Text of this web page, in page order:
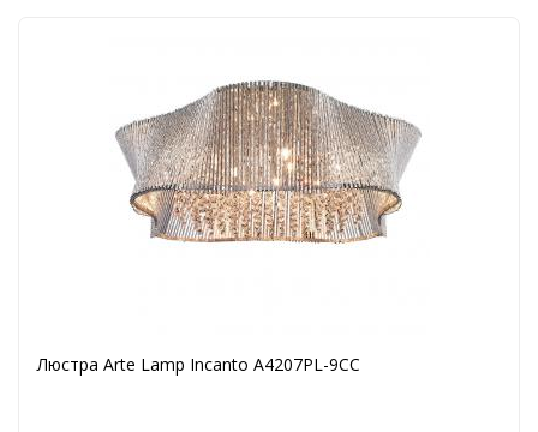
Люстра Arte Lamp Incanto A4207PL-9CC